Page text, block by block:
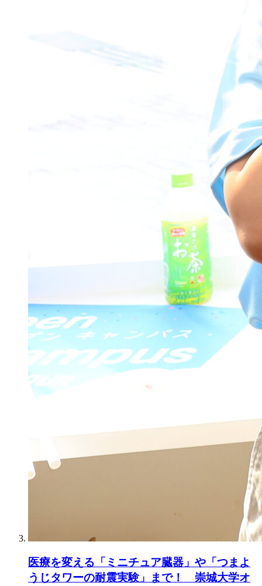
医療を変える「ミニチュア臓器」や「つまよ
うじタワーの耐震実験」まで！ 崇城大学オ